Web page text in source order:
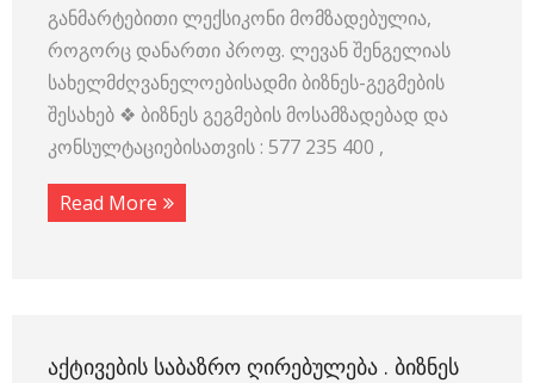
განმარტებითი ლექსიკონი მომზადებულია,
როგორც დანართი პროფ. ლევან შენგელიას
სახელმძღვანელოებისადმი ბიზნეს-გეგმების
შესახებ ❖ ბიზნეს გეგმების მოსამზადებად და
კონსულტაციებისათვის : 577 235 400 ,
Read More
ᲐᲥᲢᲘᲕᲔᲑᲘᲡ ᲡᲐᲑᲐᲖᲠᲝ ᲦᲘᲠᲔᲑᲣᲚᲔᲑᲐ . ᲑᲘᲖᲜᲔᲡ